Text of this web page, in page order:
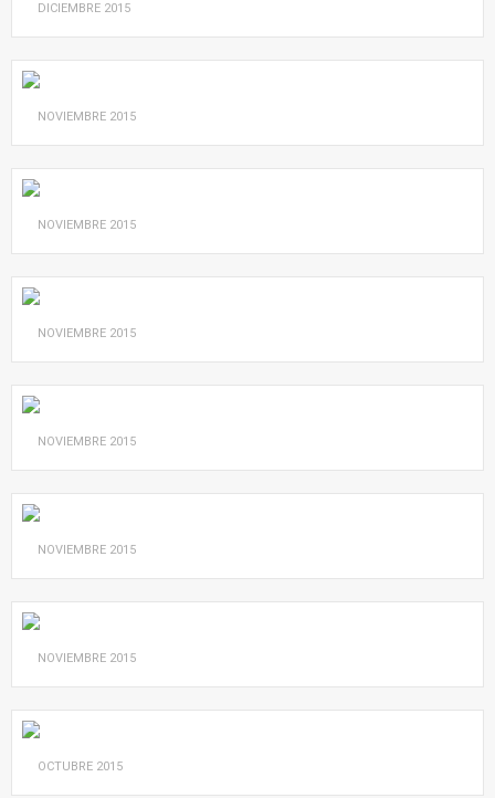
DICIEMBRE 2015
NOVIEMBRE 2015
NOVIEMBRE 2015
NOVIEMBRE 2015
NOVIEMBRE 2015
NOVIEMBRE 2015
NOVIEMBRE 2015
OCTUBRE 2015